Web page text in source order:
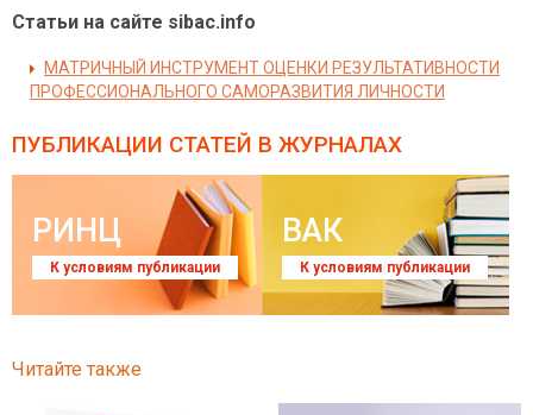
Статьи на сайте sibac.info
МАТРИЧНЫЙ ИНСТРУМЕНТ ОЦЕНКИ РЕЗУЛЬТАТИВНОСТИ
ПРОФЕССИОНАЛЬНОГО САМОРАЗВИТИЯ ЛИЧНОСТИ
ПУБЛИКАЦИИ СТАТЕЙ В ЖУРНАЛАХ
РИНЦ
К условиям публикации
ВАК
К условиям публикации
Читайте также